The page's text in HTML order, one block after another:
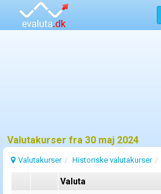
Valutakurser fra 30 maj 2024
Valutakurser Historiske valutakurser
Valuta